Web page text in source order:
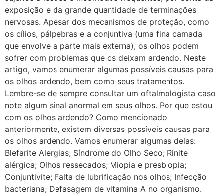
exposição e da grande quantidade de terminações
nervosas. Apesar dos mecanismos de proteção, como
os cílios, pálpebras e a conjuntiva (uma fina camada
que envolve a parte mais externa), os olhos podem
sofrer com problemas que os deixam ardendo. Neste
artigo, vamos enumerar algumas possíveis causas para
os olhos ardendo, bem como seus tratamentos.
Lembre-se de sempre consultar um oftalmologista caso
note algum sinal anormal em seus olhos. Por que estou
com os olhos ardendo? Como mencionado
anteriormente, existem diversas possíveis causas para
os olhos ardendo. Vamos enumerar algumas delas:
Blefarite Alergias; Síndrome do Olho Seco; Rinite
alérgica; Olhos ressecados; Miopia e presbiopia;
Conjuntivite; Falta de lubrificação nos olhos; Infecção
bacteriana; Defasagem de vitamina A no organismo.